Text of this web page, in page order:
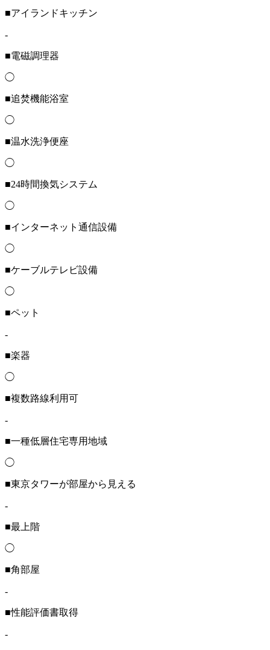
■アイランドキッチン
-
■電磁調理器
◯
■追焚機能浴室
◯
■温水洗浄便座
◯
■24時間換気システム
◯
■インターネット通信設備
◯
■ケーブルテレビ設備
◯
■ペット
-
■楽器
◯
■複数路線利用可
-
■一種低層住宅専用地域
◯
■東京タワーが部屋から見える
-
■最上階
◯
■角部屋
-
■性能評価書取得
-